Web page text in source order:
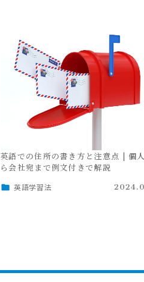
英語での住所の書き方と注意点 | 個
ら会社宛まで例文付きで解説
英語学習法